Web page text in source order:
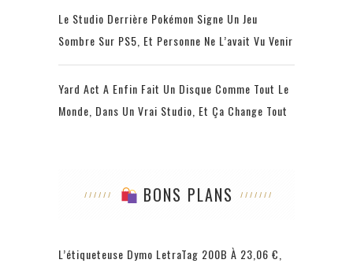
Le Studio Derrière Pokémon Signe Un Jeu
Sombre Sur PS5, Et Personne Ne L’avait Vu Venir
Yard Act A Enfin Fait Un Disque Comme Tout Le
Monde, Dans Un Vrai Studio, Et Ça Change Tout
BONS PLANS
L’étiqueteuse Dymo LetraTag 200B À 23,06 €,